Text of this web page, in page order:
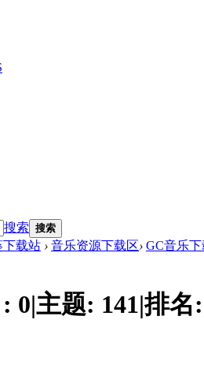
搜索 搜索
下载站 › 音乐资源下载区› GC音乐下
0|主题: 141|排